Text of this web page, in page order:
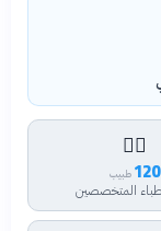
👨‍⚕️
120 طبيب
المتخصصين